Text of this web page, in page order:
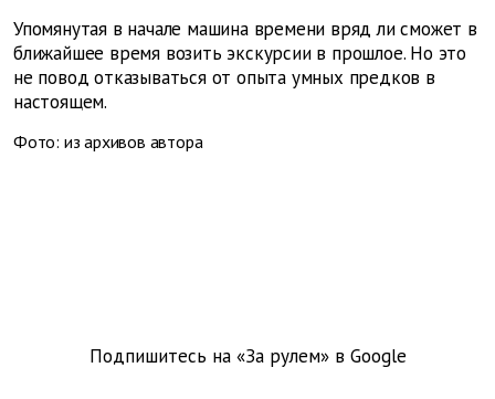
Упомянутая в начале машина времени вряд ли сможет в
ближайшее время возить экскурсии в прошлое. Но это
не повод отказываться от опыта умных предков в
настоящем.
Фото: из архивов автора
Подпишитесь на «За рулем» в Google